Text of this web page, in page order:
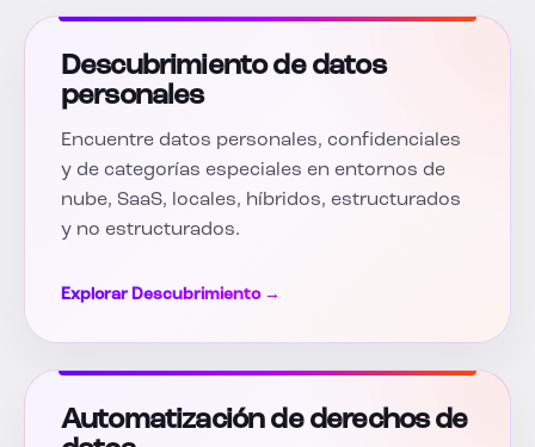
Descubrimiento de datos
personales
Encuentre datos personales, confidenciales
y de categorías especiales en entornos de
nube, SaaS, locales, híbridos, estructurados
y no estructurados.
Explorar Descubrimiento →
Automatización de derechos de